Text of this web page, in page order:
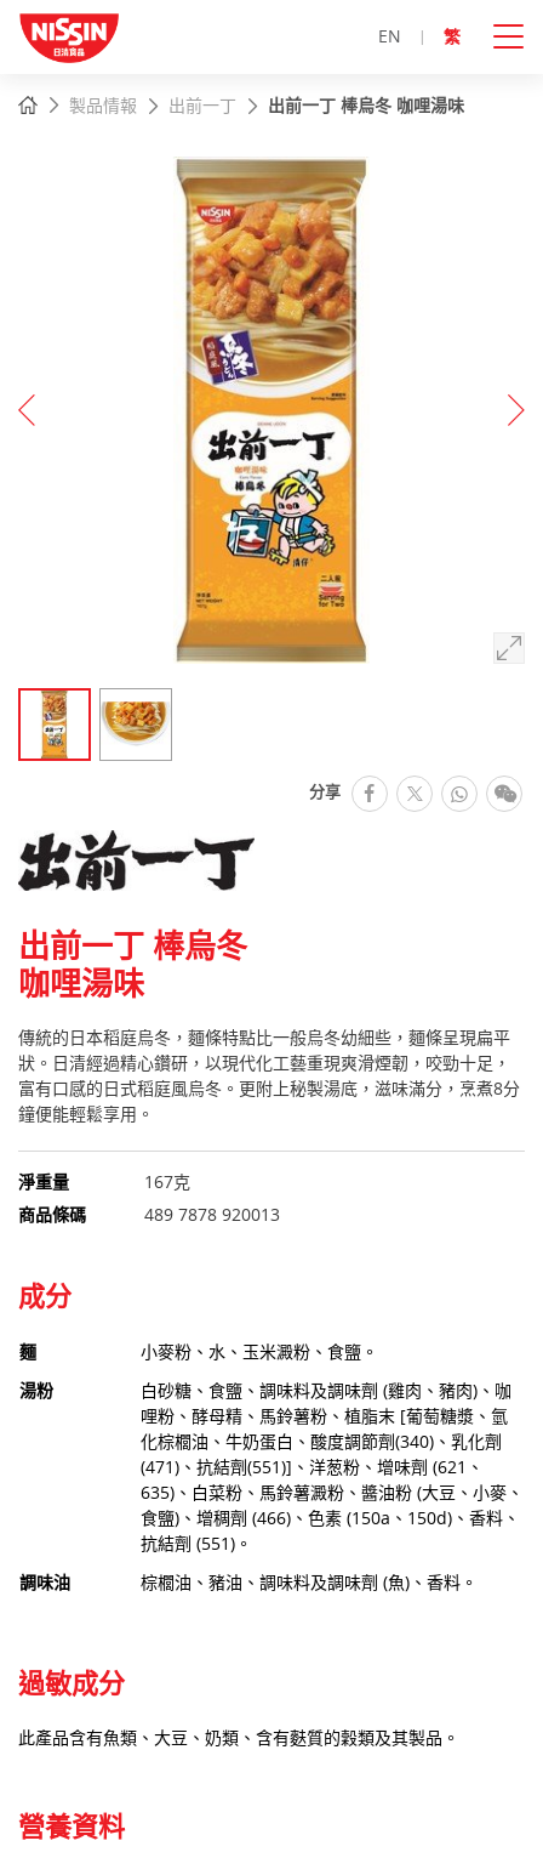
EN 繁
主頁製品情報 出前一丁 出前一丁 棒烏冬 咖哩湯味
分享 facebook
推特 微
出前一丁 棒烏冬
咖哩湯味
傳統的日本稻庭烏冬，麵條特點比一般烏冬幼細些，麵條呈現扁平
狀。日清經過精心鑽研，以現代化工藝重現爽滑煙韌，咬勁十足，
富有口感的日式稻庭風烏冬。更附上秘製湯底，滋味滿分，烹煮8分
鐘便能輕鬆享用。
淨重量
167克
商品條碼
489 7878 920013
成分
麵
小麥粉、水、玉米澱粉、食鹽。
湯粉
白砂糖、食鹽、調味料及調味劑 (雞肉、豬肉)、咖
哩粉、酵母精、馬鈴薯粉、植脂末 [葡萄糖漿、氫
化棕櫚油、牛奶蛋白、酸度調節劑(340)、乳化劑
(471)、抗結劑(551)]、洋葱粉、增味劑 (621、
635)、白菜粉、馬鈴薯澱粉、醬油粉 (大豆、小麥、
食鹽)、增稠劑 (466)、色素 (150a、150d)、香料、
抗結劑 (551)。
調味油
棕櫚油、豬油、調味料及調味劑 (魚)、香料。
過敏成分
此產品含有魚類、大豆、奶類、含有麩質的穀類及其製品。
營養資料